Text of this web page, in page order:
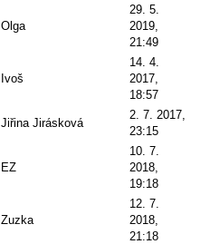
Olga
29. 5.
2019,
21:49
Ivoš
14. 4.
2017,
18:57
Jiřina Jirásková
2. 7. 2017,
23:15
EZ
10. 7.
2018,
19:18
Zuzka
12. 7.
2018,
21:18